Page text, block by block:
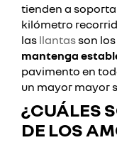
tienden a
kilómetro
las llantasson los
mantenga
pavimento en
un mayor mayor
¿CUÁLES
DE LOS